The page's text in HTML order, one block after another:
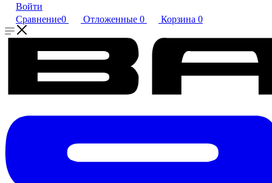
Войти
Сравнение0 Отложенные 0 Корзина 0